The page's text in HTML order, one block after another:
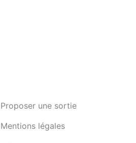
Proposer une sortie
Mentions légales